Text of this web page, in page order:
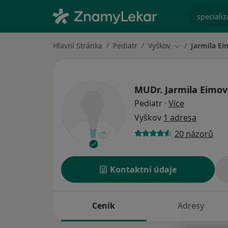
Hlavní Stránka Pediatr Vyškov Změna města
Jarmila
MUDr. Jarmila
Pediatr · Více
Vyškov 1 adresa
20 názorů
Kontaktní údaje
Ceník Adresy